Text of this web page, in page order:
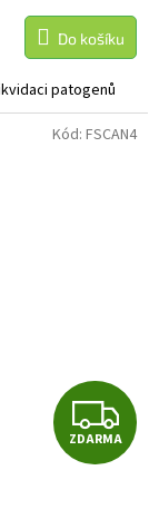
M
A
Do košíku
patogenů
Z
D
ZDARMA
Kód: FSCAN4